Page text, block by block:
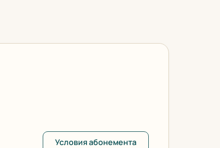
Условия абонемента